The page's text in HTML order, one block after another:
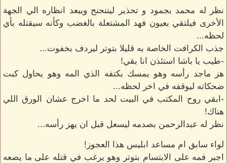
نظر له محمد بجمود و تحذير ليتنحنح ويبعد انظاره الي الجهة
الأخرى فيلتقي بعيون فهد المشتعلة بالغضب وكأنه سيقتله بأي
لحظه...
جذب الكرافت الخاصة به قليلا بتوتر ليردف بخفوت...
-طيب يا باشا استئذن انا بقي!
هز ماجد رأسه وهو يمسك بكتفه الذي المه وهو يحاول كبت
ضحكاته ليوقفه في اخر لحظه...
-ابقي روح المكتب في البيت لحد ما اخرج عشان الورق اللي
هناك!
نظر له عبدالرحمن بصدمه ليسعل قبل ان يهز رأسه...
لواء سابق ام مساعد ابليس هذا العجوز!
اجبر فمه على الابتسام بتوتر وهو يرغب في قتله على ما يضعه